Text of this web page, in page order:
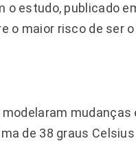
o estudo, publicado
o maior risco de ser
de 38 graus